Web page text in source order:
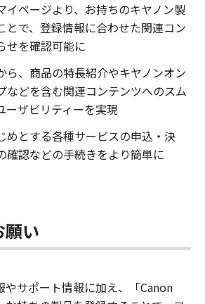
イページより、お持ちのキヤノン製
とで、登録情報に合わせた関連コン
せを確認可能に
ら、商品の特長紹介やキヤノンオン
などを含む関連コンテンツへのスム
ーザビリティーを実現
めとする各種サービスの申込・決
確認などの手続きをより簡単に
願い
やサポート情報に加え、「Canon